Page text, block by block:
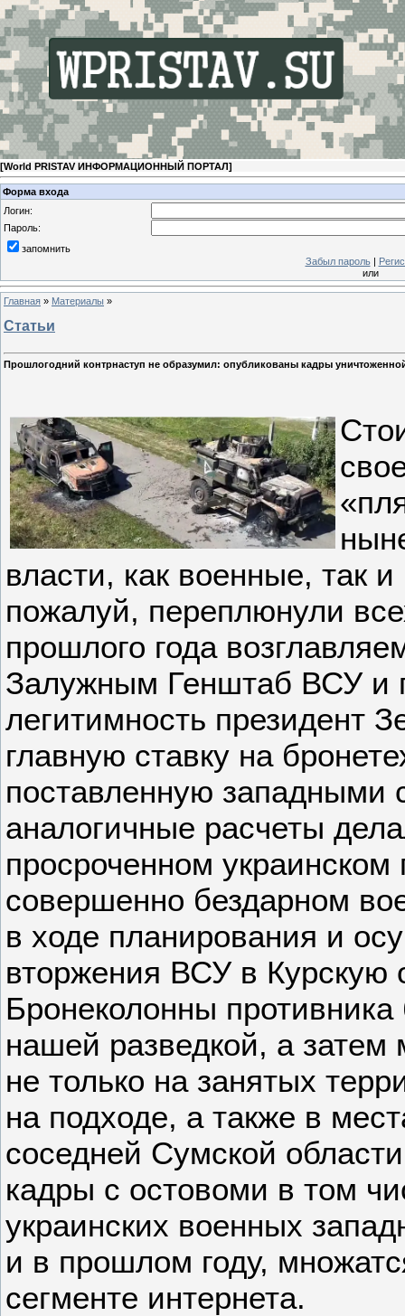
[World PRISTAV ИНФОРМАЦИОННЫЙ ПОРТАЛ]
Форма входа
Логин:
Пароль:
запомнить
Забыл пароль|
или
Главная » Материалы »
Статьи
Прошлогодний контрнаступ не образумил: опубликованы кадры
власти, как военные, так
пожалуй, переплюнули
прошлого года
Залужным Генштаб ВСУ и
легитимность президент
главную ставку на
поставленную западными
аналогичные расчеты
просроченном украинском
совершенно бездарном
в ходе планирования и
вторжения ВСУ в Курскую
Бронеколонны
нашей разведкой, а затем
не только на занятых
на подходе, а также в
соседней Сумской
кадры с остовоми в том
украинских военных
и в прошлом году,
сегменте интернета.